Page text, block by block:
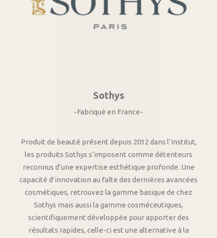
Sothys
-Fabriqué en France-
Produit de beauté présent depuis 2012 dans l’institut,
les produits Sothys s’imposent comme détenteurs
reconnus d’une expertise esthétique profonde. Une
capacité d’innovation au faîte des dernières avancées
cosmétiques, retrouvez la gamme basique de chez
Sothys mais aussi la gamme cosméceutiques,
scientifiquement développée pour apporter des
résultats rapides, celle-ci est une alternative à la